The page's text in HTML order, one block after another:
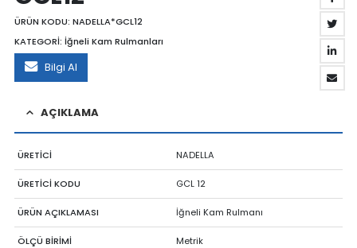
ÜRÜN KODU: NADELLA*GCL12
KATEGORİ: İğneli Kam Rulmanları
Bilgi Al
AÇIKLAMA
ÜRETİCİ NADELLA
ÜRETİCİ KODU GCL 12
ÜRÜN AÇIKLAMASI İğneli Kam Rulmanı
ÖLÇÜ BİRİMİ Metrik